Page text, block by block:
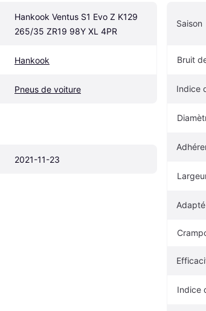
Hankook Ventus S1 Evo Z K129
265/35 ZR19 98Y XL 4PR
Hankook
Pneus de voiture
2021-11-23
Saison
Bruit
Indice
Indice